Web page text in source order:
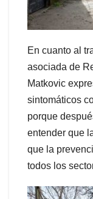
En cuanto al
asociada de
Matkovic
sintomáticos
porque
entender que
que la
todos los